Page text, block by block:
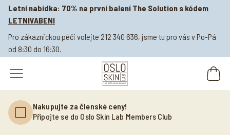
Letní nabídka: 70% na první balení The Solution s kódem
LETNIVABENI
Pro zákaznickou péči volejte 212 340 636, jsme tu pro vás v Po-Pá
od 8:30 do 16:30.
open navigation menu
Nakupujte za členské ceny!
Připojte se do Oslo Skin Lab Members Club